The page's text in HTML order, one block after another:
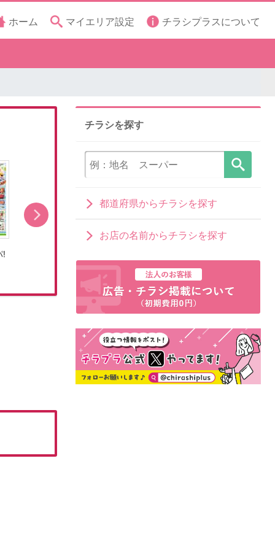
ホーム マイエリア設定 チラシプラスについて
!
チラシを探す
都道府県からチラシを探す
お店の名前からチラシを探す